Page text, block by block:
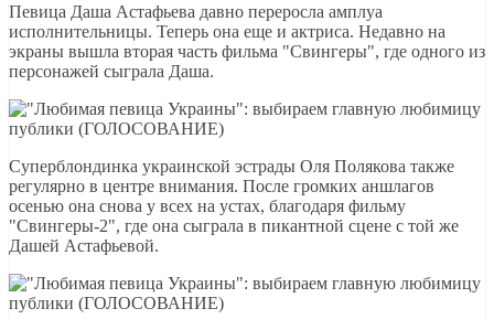
Певица Даша Астафьева давно переросла амплуа
исполнительницы. Теперь она еще и актриса. Недавно на
экраны вышла вторая часть фильма "Свингеры", где одного из
персонажей сыграла Даша.
Суперблондинка украинской эстрады Оля Полякова также
регулярно в центре внимания. После громких аншлагов
осенью она снова у всех на устах, благодаря фильму
"Свингеры-2", где она сыграла в пикантной сцене с той же
Дашей Астафьевой.